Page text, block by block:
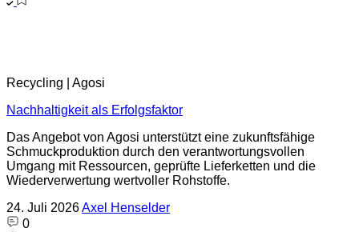
Recycling | Agosi
Nachhaltigkeit als Erfolgsfaktor
Das Angebot von Agosi unterstützt eine zukunftsfähige
Schmuckproduktion durch den verantwortungsvollen
Umgang mit Ressourcen, geprüfte Lieferketten und die
Wiederverwertung wertvoller Rohstoffe.
24. Juli 2026Axel Henselder
0